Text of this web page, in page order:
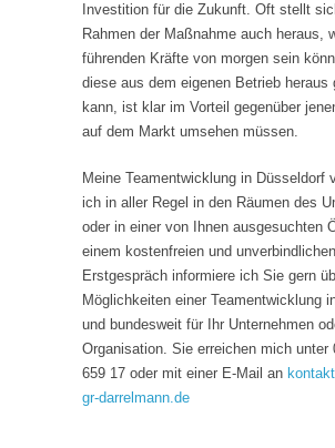
Investition für die Zukunft. Oft stellt
Rahmen der Maßnahme auch heraus,
führenden Kräfte von morgen sein
diese aus dem eigenen Betrieb heraus
kann, ist klar im Vorteil gegenüber
auf dem Markt umsehen müssen.
Meine Teamentwicklung in Düsseldorf
ich in aller Regel in den Räumen des
oder in einer von Ihnen ausgesuchten
einem kostenfreien und unverbindlichen
Erstgespräch informiere ich Sie gern
Möglichkeiten einer Teamentwicklung
und bundesweit für Ihr Unternehmen
Organisation. Sie erreichen mich unter
659 17 oder mit einer E-Mail an kontakt
gr-darrelmann.de